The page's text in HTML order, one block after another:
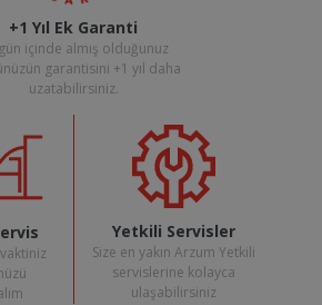
+1 Yıl Ek Garanti
içinde almış olduğunuz
garantisini +1 yıl daha
uzatabilirsiniz.
Yetkili Servisler
Size en yakın Arzum Yetkili
servislerine kolayca
ulaşabilirsiniz